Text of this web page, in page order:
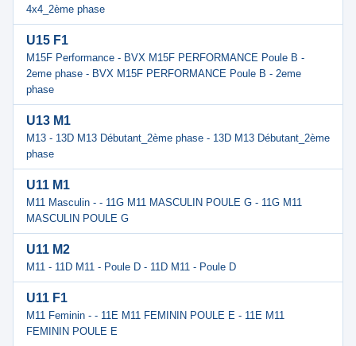
4x4_2ème phase
U15 F1
M15F Performance - BVX M15F PERFORMANCE Poule B -
2eme phase - BVX M15F PERFORMANCE Poule B - 2eme
phase
U13 M1
M13 - 13D M13 Débutant_2ème phase - 13D M13 Débutant_2ème
phase
U11 M1
M11 Masculin - - 11G M11 MASCULIN POULE G - 11G M11
MASCULIN POULE G
U11 M2
M11 - 11D M11 - Poule D - 11D M11 - Poule D
U11 F1
M11 Feminin - - 11E M11 FEMININ POULE E - 11E M11
FEMININ POULE E